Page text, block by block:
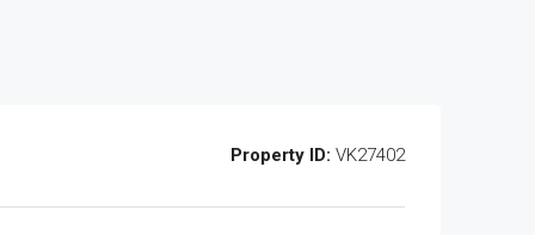
Property ID: VK27402